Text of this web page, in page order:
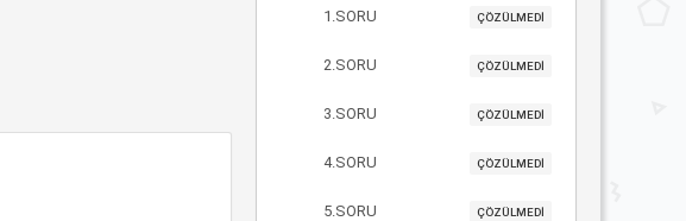
1.SORU ÇÖZÜLMEDİ
2.SORU ÇÖZÜLMEDİ
3.SORU ÇÖZÜLMEDİ
4.SORU ÇÖZÜLMEDİ
5.SORU ÇÖZÜLMEDİ